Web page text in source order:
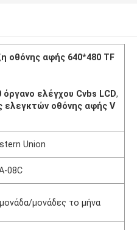
οθόνης αφής 640*480 TF
όργανο ελέγχου Cvbs LCD,
ελεγκτών οθόνης αφής V
Union
08C
μονάδες το μήνα